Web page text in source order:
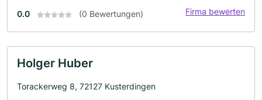
0.0 (0 Bewertungen) Firma bewerten
Holger Huber
Torackerweg 8, 72127 Kusterdingen